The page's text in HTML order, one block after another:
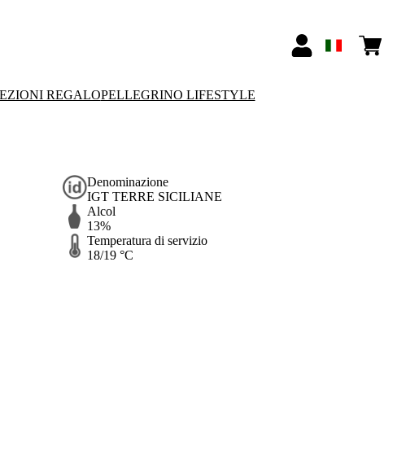
REGALOPELLEGRINO LIFESTYLE
Denominazione
IGT TERRE SICILIANE
Alcol
13%
Temperatura di servizio
18/19 °C